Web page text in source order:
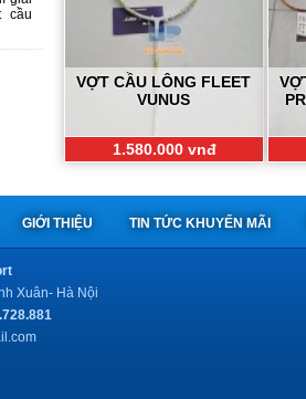
cầu
VỢT CẦU LÔNG FLEET
VUNUS
1.580.000 vnđ
GIỚI THIỆU TIN TỨC KHUYẾN MÃI
Xuân- Hà Nội